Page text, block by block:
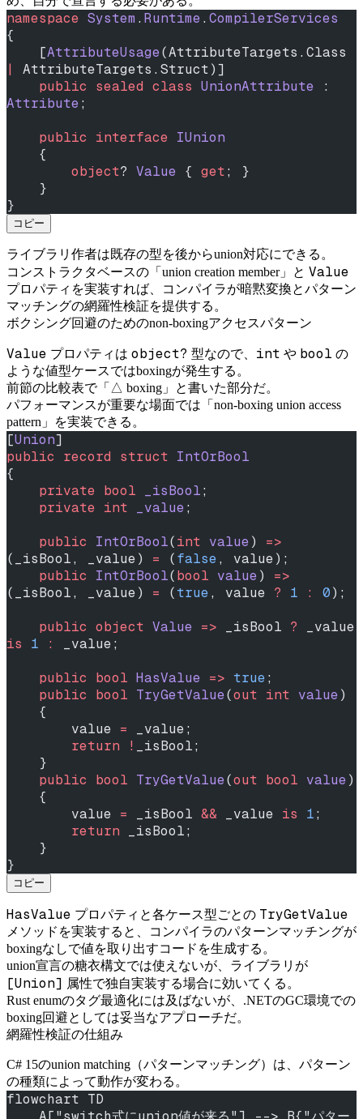
namespace System . Runtime. CompilerServices
{
    [
AttributeUsage
|
AttributeTargets.Struct)]
    public
sealed class UnionAttribute
Attribute;
    public
interface IUnion
    {
        object
? Value { get; }
    }
}
コピー
ライブラリ作者は既存の型を後からunion対応にできる。
コンストラクタベースの「union creation member」と Value
プロパティを実装すれば、コンパイラが暗黙変換とパターン
マッチングの網羅性検証を提供する。
ボクシング回避のためのnon-boxingアクセスパターン
Value プロパティは object? 型なので、 int や bool の
ような値型ケースではboxingが発生する。
前節の比較表で「△ boxing」と書いた部分だ。
パフォーマンスが重要な場面では「non-boxing union access
pattern」を実装できる。
[Union]
public record struct IntOrBool
{
    private
bool _isBool;
    private
int _value;
    public
IntOrBool(int value) =>
(_isBool, _value) = (false, value);
    public
IntOrBool(bool value) =>
(_isBool, _value) = (true, value ? 1 : 0);
    public
object Value => _isBool ?
is 1 :
_value;
    public
bool HasValue => true;
    public
bool TryGetValue(out int value)
    {
        value
= _value;
        return
!
_isBool;
    }
    public
bool TryGetValue(out bool value)
    {
        value
= _isBool && _value is 1;
        return
_isBool;
    }
}
コピー
HasValue プロパティと各ケース型ごとの TryGetValue
メソッドを実装すると、コンパイラのパターンマッチングが
boxingなしで値を取り出すコードを生成する。
union宣言の糖衣構文では使えないが、ライブラリが
[Union] 属性で独自実装する場合に効いてくる。
Rust enumのタグ最適化には及ばないが、.NETのGC環境での
boxing回避としては妥当なアプローチだ。
網羅性検証の仕組み
C# 15のunion matching（パターンマッチング）は、パターン
の種類によって動作が変わる。
flowchart TD